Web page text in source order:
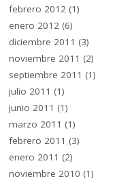
febrero 2012 (1)
enero 2012 (6)
diciembre 2011 (3)
noviembre 2011 (2)
septiembre 2011 (1)
julio 2011 (1)
junio 2011 (1)
marzo 2011 (1)
febrero 2011 (3)
enero 2011 (2)
noviembre 2010 (1)